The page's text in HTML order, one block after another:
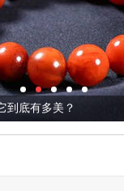
到底有多美？